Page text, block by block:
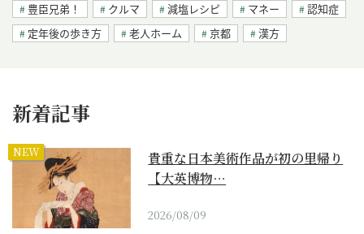
豊臣兄弟！ クルマ 減塩レシピ マネー
認知症
定年後の歩き方
老人ホーム 京都 漢方
新着記事
NEW
貴重な日本美術作品が初の里帰り
【大英博物…
2026/08/09